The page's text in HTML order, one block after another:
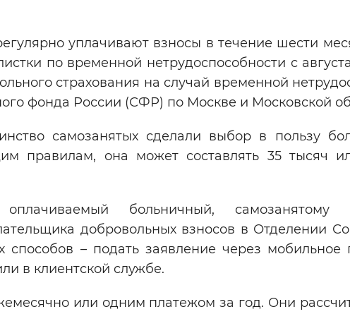
Выключены
Остановить Повторить
уплачивают взносы в течение шести
по временной нетрудоспособности с
страхования на случай временной
фонда России (СФР) по Москве и Московской
самозанятых сделали выбор в пользу
правилам, она может составлять 35 тысяч
больничный, самозанятому
добровольных взносов в Отделении
– подать заявление через мобильное
в клиентской службе.
или одним платежом за год. Они